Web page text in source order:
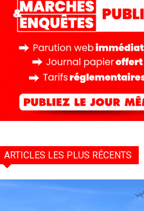
ARTICLES LES PLUS RÉCENTS